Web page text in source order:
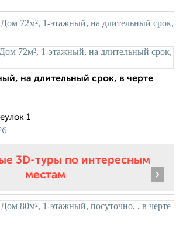
на длительный срок, в черте
1
3D-туры по интересным
местам
›